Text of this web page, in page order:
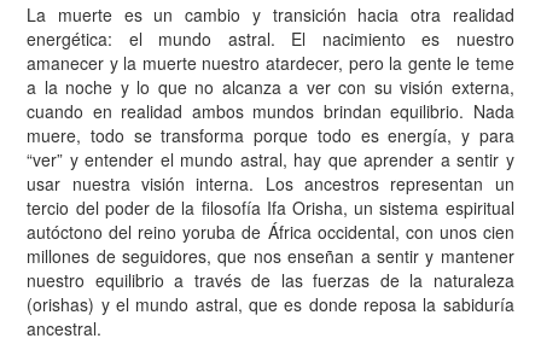
La muerte es un cambio y transición hacia otra realidad
energética: el mundo astral. El nacimiento es nuestro
amanecer y la muerte nuestro atardecer, pero la gente le teme
a la noche y lo que no alcanza a ver con su visión externa,
cuando en realidad ambos mundos brindan equilibrio. Nada
muere, todo se transforma porque todo es energía, y para
“ver” y entender el mundo astral, hay que aprender a sentir y
usar nuestra visión interna. Los ancestros representan un
tercio del poder de la filosofía Ifa Orisha, un sistema espiritual
autóctono del reino yoruba de África occidental, con unos cien
millones de seguidores, que nos enseñan a sentir y mantener
nuestro equilibrio a través de las fuerzas de la naturaleza
(orishas) y el mundo astral, que es donde reposa la sabiduría
ancestral.